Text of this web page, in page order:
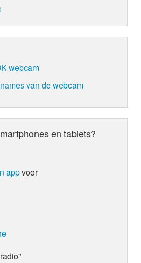
webcam
van de webcam
en tablets?
appvoor